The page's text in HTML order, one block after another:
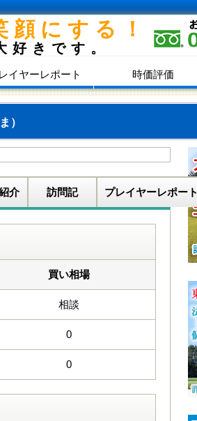
顔にする！
好きです。
イヤーレポート 時価評価
）
介 訪問記 プレイヤーレポート
買い相場
相談
0
0